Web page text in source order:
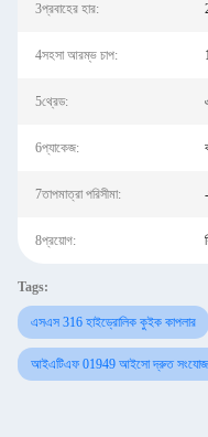
3প্রবাহের হার:
4সহসা আরম্ভ চাপ:
5থ্রেড:
6প্যাকেজ:
7তাপমাত্রা পরিসীমা:
8প্রয়োগ:
Tags:
এসএস 316 হাইড্রোলিক কুইক কাপলার
আইএটিএফ 01949 আইসো দ্রুত